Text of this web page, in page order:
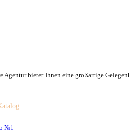
Agentur bietet Ihnen eine großartige